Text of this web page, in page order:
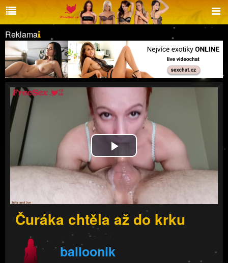
Reklama
Play
Video
Čuráka chtěla až do krku
balloonik